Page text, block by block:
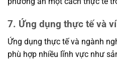
7. Ứng dụng thực tế và
Ứng dụng thực tế và ngành
phù hợp nhiều lĩnh vực như